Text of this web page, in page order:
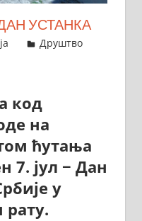
УСТАНКА
Друштво
код
на
ћутања
7. јул − Дан
у
рату.